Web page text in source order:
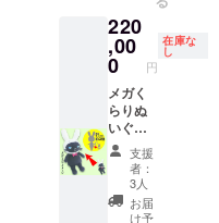
キング
テープ
２種
コット
ンバッ
グ１つ
ブック
カバー
２種 ク
リア
ファイ
ル１枚
くらり
Ｔシャ
ツ１枚
（サイ
ズ選択
可能／
クラウ
ドファ
ンディ
ング限
定）※プ
ルダウ
220
,00
0 円
在庫な
し
メガく
らりぬ
いぐる
み（１
体） く
らりぬ
いぐる
み（１
支援
者：
3人
お届
け予